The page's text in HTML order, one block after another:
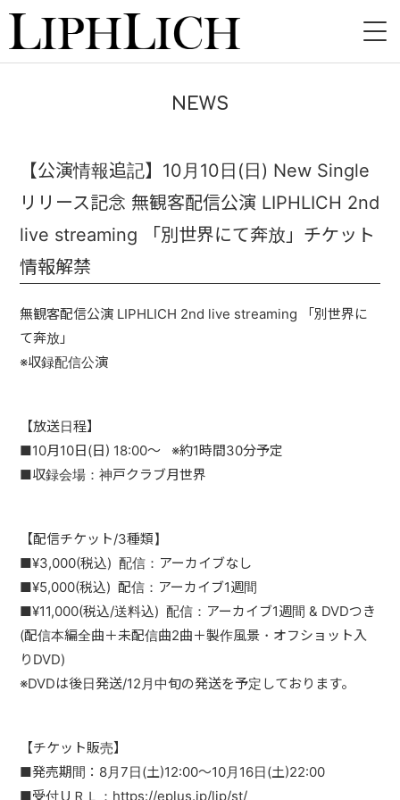
LIVE
INSTORE
BAND
VIDEO
DISCOGRAPHY
BLOG
GOODS
MESSAGE
NEWS
【公演情報追記】10月10日(日) New Single
リリース記念 無観客配信公演 LIPHLICH 2nd
live streaming 「別世界にて奔放」チケット
情報解禁
無観客配信公演 LIPHLICH 2nd live streaming 「別世界に
て奔放」
※収録配信公演
【放送日程】
■10月10日(日) 18:00〜 ※約1時間30分予定
■収録会場：神戸クラブ月世界
【配信チケット/3種類】
■¥3,000(税込) 配信：アーカイブなし
■¥5,000(税込) 配信：アーカイブ1週間
■¥11,000(税込/送料込) 配信：アーカイブ1週間 & DVDつき
(配信本編全曲＋未配信曲2曲＋製作風景・オフショット入
りDVD)
※DVDは後日発送/12月中旬の発送を予定しております。
【チケット販売】
■発売期間：8月7日(土)12:00〜10月16日(土)22:00
■受付ＵＲＬ：https://eplus.jp/lip/st/